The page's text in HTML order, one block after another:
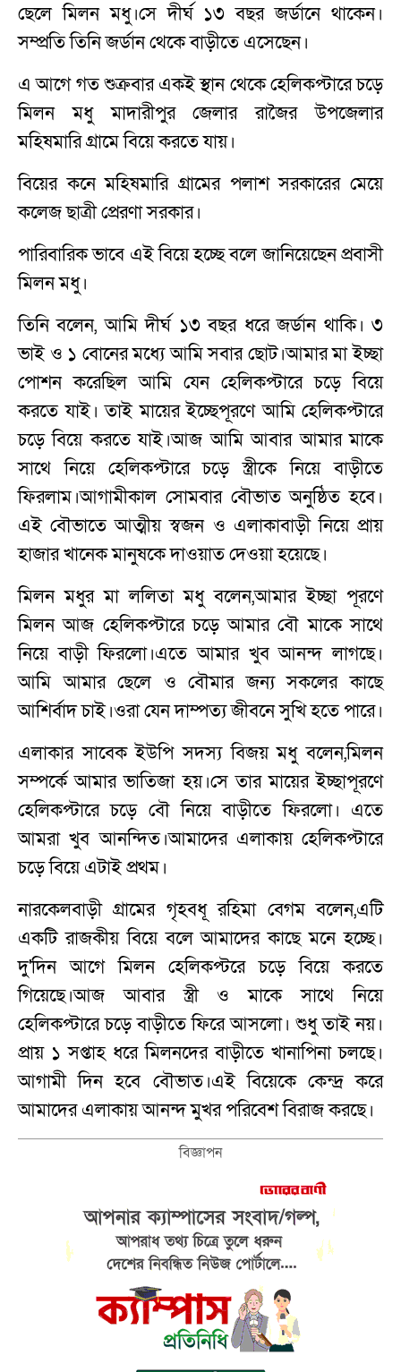
ছেলে মিলন মধু।সে দীর্ঘ ১৩ বছর জর্ডানে থাকেন।
সম্প্রতি তিনি জর্ডান থেকে বাড়ীতে এসেছেন।
এ আগে গত শুক্রবার একই স্থান থেকে হেলিকপ্টারে চড়ে
মিলন মধু মাদারীপুর জেলার রাজৈর উপজেলার
মহিষমারি গ্রামে বিয়ে করতে যায়।
বিয়ের কনে মহিষমারি গ্রামের পলাশ সরকারের মেয়ে
কলেজ ছাত্রী প্রেরণা সরকার।
পারিবারিক ভাবে এই বিয়ে হচ্ছে বলে জানিয়েছেন প্রবাসী
মিলন মধু।
তিনি বলেন, আমি দীর্ঘ ১৩ বছর ধরে জর্ডান থাকি। ৩
ভাই ও ১ বোনের মধ্যে আমি সবার ছোট।আমার মা ইচ্ছা
পোশন করেছিল আমি যেন হেলিকপ্টারে চড়ে বিয়ে
করতে যাই। তাই মায়ের ইচ্ছেপূরণে আমি হেলিকপ্টারে
চড়ে বিয়ে করতে যাই।আজ আমি আবার আমার মাকে
সাথে নিয়ে হেলিকপ্টারে চড়ে স্ত্রীকে নিয়ে বাড়ীতে
ফিরলাম।আগামীকাল সোমবার বৌভাত অনুষ্ঠিত হবে।
এই বৌভাতে আত্মীয় স্বজন ও এলাকাবাড়ী নিয়ে প্রায়
হাজার খানেক মানুষকে দাওয়াত দেওয়া হয়েছে।
মিলন মধুর মা ললিতা মধু বলেন,আমার ইচ্ছা পূরণে
মিলন আজ হেলিকপ্টারে চড়ে আমার বৌ মাকে সাথে
নিয়ে বাড়ী ফিরলো।এতে আমার খুব আনন্দ লাগছে।
আমি আমার ছেলে ও বৌমার জন্য সকলের কাছে
আশির্বাদ চাই।ওরা যেন দাম্পত্য জীবনে সুখি হতে পারে।
এলাকার সাবেক ইউপি সদস্য বিজয় মধু বলেন,মিলন
সম্পর্কে আমার ভাতিজা হয়।সে তার মায়ের ইচ্ছাপূরণে
হেলিকপ্টারে চড়ে বৌ নিয়ে বাড়ীতে ফিরলো। এতে
আমরা খুব আনন্দিত।আমাদের এলাকায় হেলিকপ্টারে
চড়ে বিয়ে এটাই প্রথম।
নারকেলবাড়ী গ্রামের গৃহবধূ রহিমা বেগম বলেন,এটি
একটি রাজকীয় বিয়ে বলে আমাদের কাছে মনে হচ্ছে।
দু'দিন আগে মিলন হেলিকপ্টরে চড়ে বিয়ে করতে
গিয়েছে।আজ আবার স্ত্রী ও মাকে সাথে নিয়ে
হেলিকপ্টারে চড়ে বাড়ীতে ফিরে আসলো। শুধু তাই নয়।
প্রায় ১ সপ্তাহ ধরে মিলনদের বাড়ীতে খানাপিনা চলছে।
আগামী দিন হবে বৌভাত।এই বিয়েকে কেন্দ্র করে
আমাদের এলাকায় আনন্দ মুখর পরিবেশ বিরাজ করছে।
বিজ্ঞাপন